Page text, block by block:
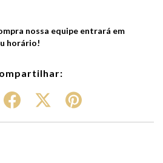
nossa equipe entrará em
horário!